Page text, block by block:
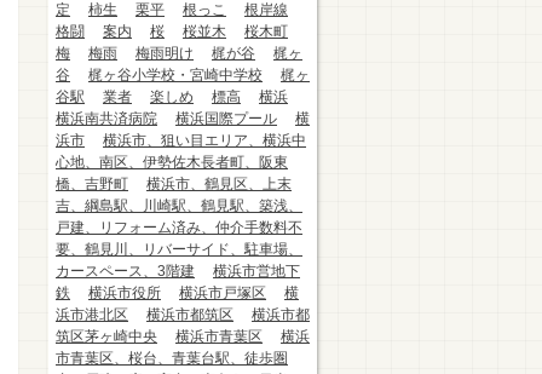
定
柿生 栗平 根っこ
根岸線
格闘
案内 桜 桜並木
桜木町
梅
梅雨 梅雨明け 梶が谷
梶ヶ
谷
梶ヶ谷小学校・宮崎中学校
梶ヶ
谷駅
業者 楽しめ 標高
横浜
横浜南共済病院
横浜国際プール
横
浜市
横浜市、狙い目エリア、横浜中
心地、南区、伊勢佐木長者町、阪東
橋、吉野町
横浜市、鶴見区、上末
吉、綱島駅、川崎駅、鶴見駅、築浅、
戸建、リフォーム済み、仲介手数料不
要、鶴見川、リバーサイド、駐車場、
カースペース、3階建
横浜市営地下
鉄
横浜市役所 横浜市戸塚区
横
浜市港北区
横浜市都筑区
横浜市都
筑区茅ヶ崎中央
横浜市青葉区
横浜
市青葉区、桜台、青葉台駅、徒歩圏